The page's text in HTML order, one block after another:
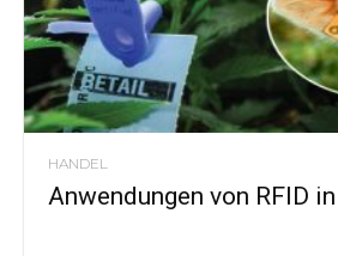
HANDEL
Anwendungen von RFID